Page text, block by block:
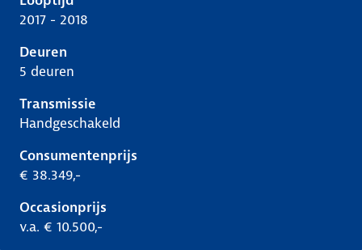
2017 - 2018
Deuren
5 deuren
Transmissie
Handgeschakeld
Consumentenprijs
€ 38.349,-
Occasionprijs
v.a. € 10.500,-